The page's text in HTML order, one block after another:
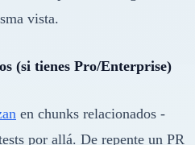
vista.
(si tienes Pro/Enterprise)
en chunks relacionados -
por allá. De repente un PR